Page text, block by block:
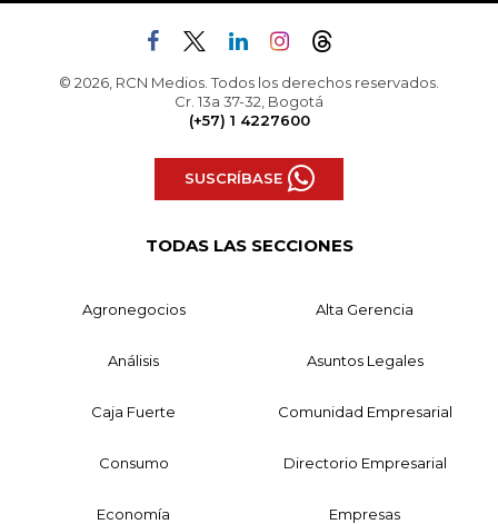
© 2026, RCN Medios. Todos los derechos reservados.
Cr. 13a 37-32, Bogotá
(+57) 1 4227600
SUSCRÍBASE
TODAS LAS SECCIONES
Agronegocios Alta Gerencia
Análisis Asuntos Legales
Caja Fuerte Comunidad Empresarial
Consumo Directorio Empresarial
Economía Empresas